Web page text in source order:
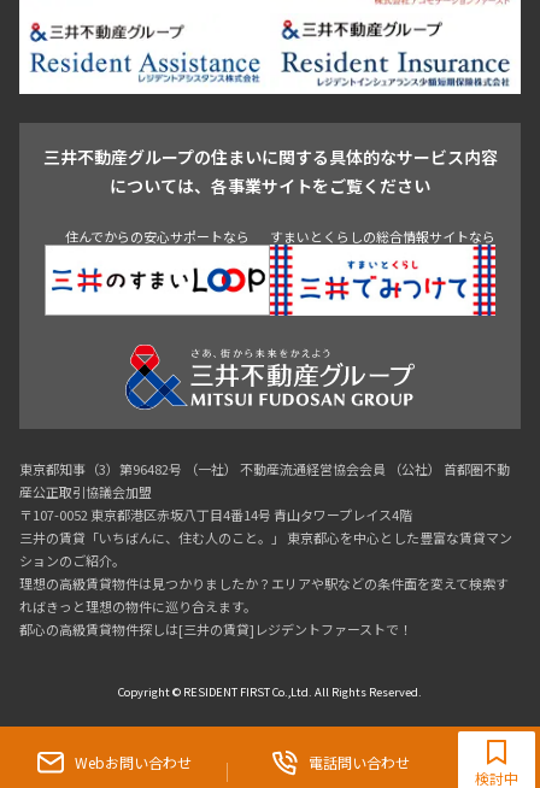
Webお問い合わせ 電話問い合わせ
9:30~18:00（水曜定休）
検討中
目白・高田馬場・早稲田
池尻大橋・三軒茶屋
祐天寺・学芸大学・自由が丘
駒沢・用賀・二子玉川
成城・砧
池袋・板橋・王子
青山 渋谷 東京・大手町 新宿 品川
目黒・中目黒
葛飾区
江戸川区
三井不動産グループの住まいに関する具体的なサービス内容
については、各事業サイトをご覧ください
住んでからの安心サポートなら すまいとくらしの総合情報サイトなら
東京都知事（3）第96482号 （一社） 不動産流通経営協会会員 （公社） 首都圏不動
産公正取引協議会加盟
〒107-0052 東京都港区赤坂八丁目4番14号 青山タワープレイス4階
三井の賃貸「いちばんに、住む人のこと。」 東京都心を中心とした豊富な賃貸マン
ションのご紹介。
理想の高級賃貸物件は見つかりましたか？エリアや駅などの条件面を変えて検索す
ればきっと理想の物件に巡り合えます。
都心の高級賃貸物件探しは[三井の賃貸]レジデントファーストで！
Copyright © RESIDENT FIRST Co.,Ltd. All Rights Reserved.